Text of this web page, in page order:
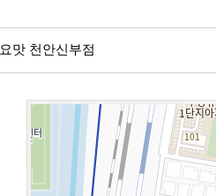
요맛 천안신부점